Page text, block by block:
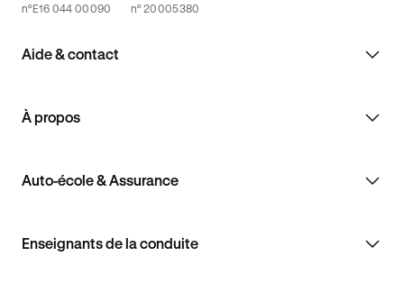
Aide & contact
À propos
Auto-école & Assurance
Enseignants de la conduite
n°E16 044 00090 n° 20005380